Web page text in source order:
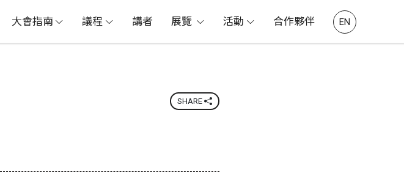
大會指南 議程 講者 展覽 活動 合作夥伴 EN
SHARE